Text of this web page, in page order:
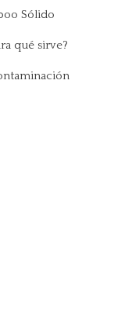
Sólido
qué sirve?